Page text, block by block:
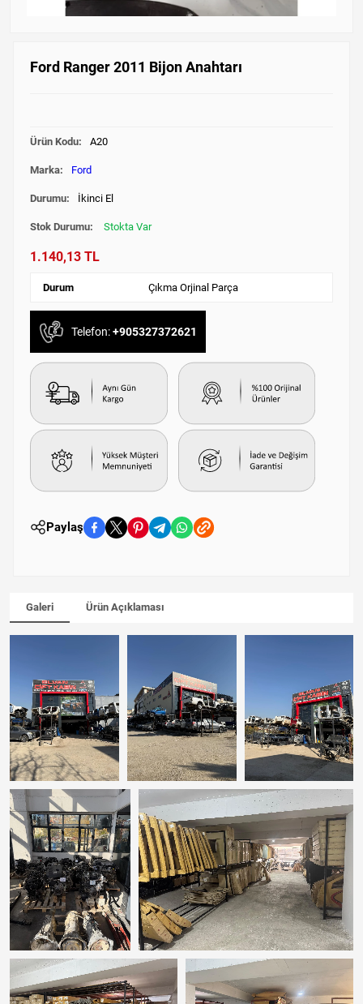
Ford Ranger 2011 Bijon Anahtarı
Ürün Kodu: A20
Marka: Ford
Durumu: İkinci El
Stok Durumu: Stokta Var
1.140,13 TL
Durum Çıkma Orjinal Parça
Telefon:+905327372621
Paylaş
Galeri Ürün Açıklaması